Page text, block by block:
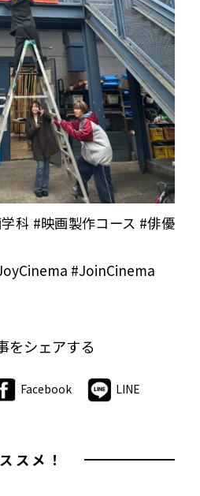
科 #映画製作コース #俳優
#JoinCinema
をシェアする
Facebook LINE
スメ！